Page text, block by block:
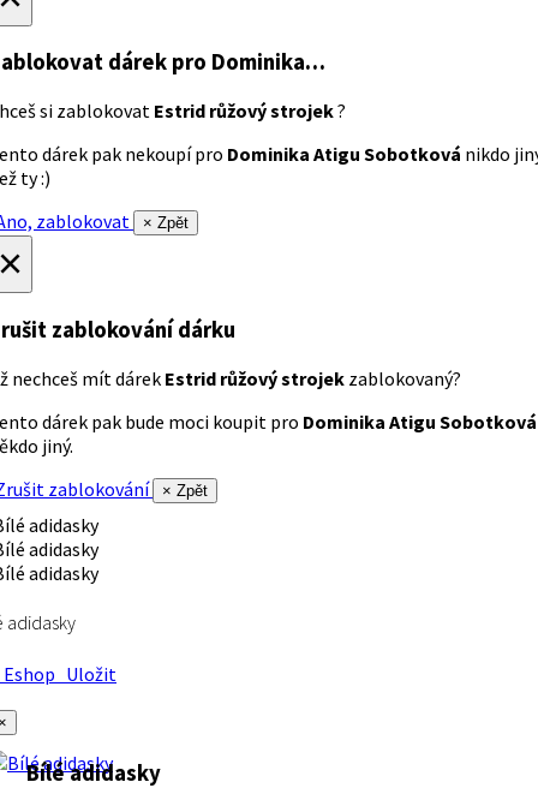
dárek pro Dominika…
si zablokovat Estrid růžový strojek?
dárek pak nekoupí pro Dominika Atigu Sobotková nikdo
ty :)
zablokovat
× Zpět
zablokování dárku
nechceš mít dárek Estrid růžový strojek zablokovaný?
dárek pak bude moci koupit pro Dominika Atigu Sobotková
jiný.
zablokování
× Zpět
adidasky
Uložit
Bílé adidasky